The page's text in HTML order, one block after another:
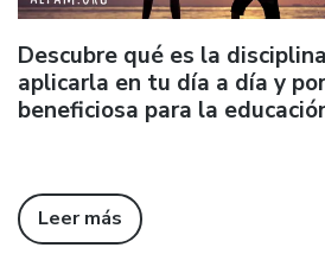
Descubre qué es la
aplicarla en tu día a día y
beneficiosa para la
Leer más